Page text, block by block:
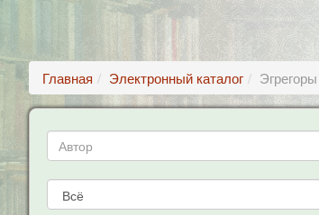
Главная Электронный каталог Эгрегоры